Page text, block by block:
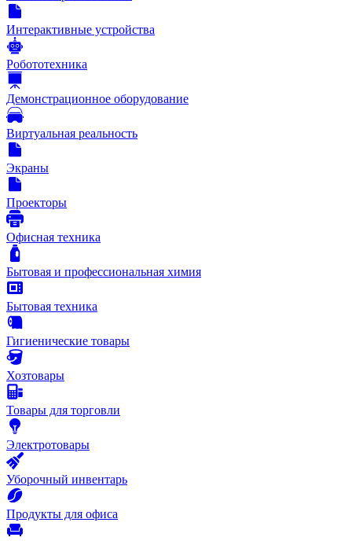
Интерактивные устройства
Робототехника
Демонстрационное оборудование
Виртуальная реальность
Экраны
Проекторы
Офисная техника
Бытовая и профессиональная химия
Бытовая техника
Гигиенические товары
Хозтовары
Товары для торговли
Электротовары
Уборочный инвентарь
Продукты для офиса